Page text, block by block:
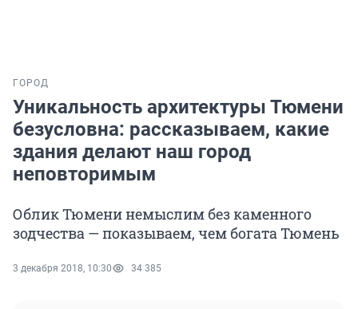
ГОРОД
Уникальность архитектуры Тюмени
безусловна: рассказываем, какие
здания делают наш город
неповторимым
Облик Тюмени немыслим без каменного
зодчества — показываем, чем богата Тюмень
3 декабря 2018, 10:30 34 385